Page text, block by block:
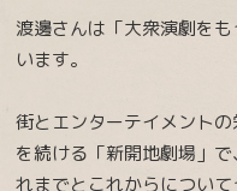
渡邊さんは「大衆演劇を
います。
街とエンターテイメント
を続ける「新開地劇場」
れまでとこれからについて